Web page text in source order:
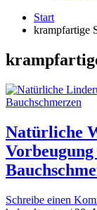
Start
krampfartige
Natürliche
Schreibe einen